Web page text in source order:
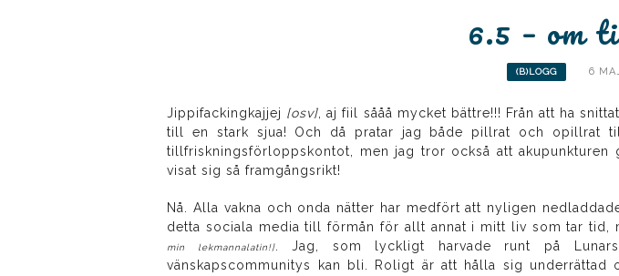
6.5 – om
(B)LOGG 6
Jippifackingkajjej [osv], aj fiil sååå mycket bättre!!! Från att ha
till en stark sjua! Och då pratar jag både pillrat och opillrat
tillfriskningsförloppskontot, men jag tror också att
visat sig så framgångsrikt!
Nå. Alla vakna och onda nätter har medfört att nyligen
detta sociala media till förmån för allt annat i mitt liv som tar tid,
min lekmannalatin!]. Jag, som lyckligt harvade runt på
vänskapscommunitys kan bli. Roligt är att hålla sig